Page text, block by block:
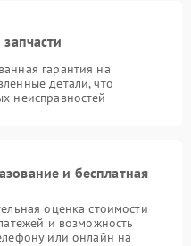
гарантия на
детали, что
неисправностей
и бесплатная
оценка стоимости
и возможность
или онлайн на